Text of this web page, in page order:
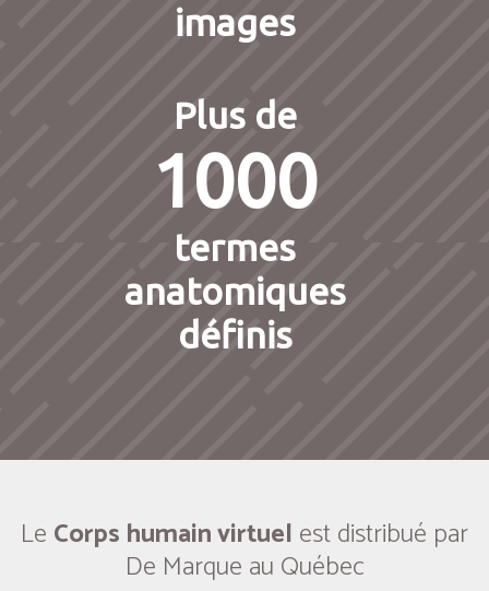
images
Plus de
1000
termes
anatomiques
définis
Le Corps humain virtuel est distribué par
De Marque au Québec